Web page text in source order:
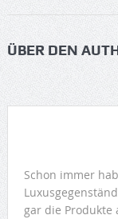
ÜBER DEN
Schon immer
gar die